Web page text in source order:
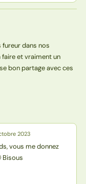
fureur dans nos
faire et vraiment un
bon partage avec ces
2023
vous me donnez
Bisous